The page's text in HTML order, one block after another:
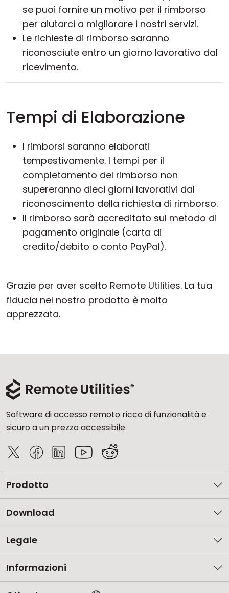
se puoi fornire un motivo per il rimborso
per aiutarci a migliorare i nostri servizi.
Le richieste di rimborso saranno
riconosciute entro un giorno lavorativo dal
ricevimento.
Tempi di Elaborazione
I rimborsi saranno elaborati
tempestivamente. I tempi per il
completamento del rimborso non
supereranno dieci giorni lavorativi dal
riconoscimento della richiesta di rimborso.
Il rimborso sarà accreditato sul metodo di
pagamento originale (carta di
credito/debito o conto PayPal).
Grazie per aver scelto Remote Utilities. La tua
fiducia nel nostro prodotto è molto
apprezzata.
Software di accesso remoto ricco di funzionalità e
sicuro a un prezzo accessibile.
Prodotto
Download
Legale
Informazioni